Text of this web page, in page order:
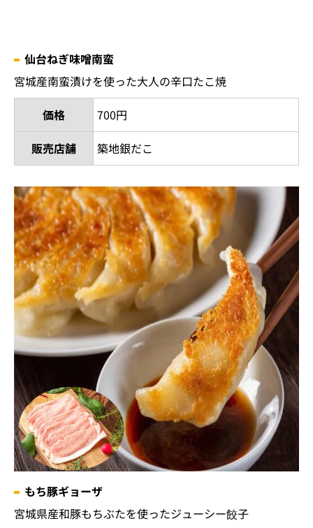
仙台ねぎ味噌南蛮
宮城産南蛮漬けを使った大人の辛口たこ焼
価格
700円
販売店舗
築地銀だこ
もち豚ギョーザ
宮城県産和豚もちぶたを使ったジューシー餃子